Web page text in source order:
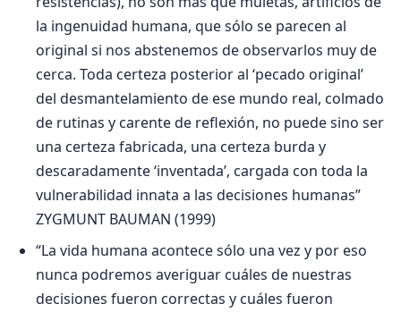
la ingenuidad humana, que sólo se parecen al
original si nos abstenemos de observarlos muy de
cerca. Toda certeza posterior al ‘pecado original’
del desmantelamiento de ese mundo real, colmado
de rutinas y carente de reflexión, no puede sino ser
una certeza fabricada, una certeza burda y
descaradamente ‘inventada’, cargada con toda la
vulnerabilidad innata a las decisiones humanas”
ZYGMUNT BAUMAN (1999)
“La vida humana acontece sólo una vez y por eso
nunca podremos averiguar cuáles de nuestras
decisiones fueron correctas y cuáles fueron